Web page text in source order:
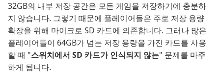
32GB의 내부 저장 공간은 모든 게임을 저장하기에 충분하
지 않습니다. 그렇기 때문에 플레이어들은 주로 저장 용량
확장을 위해 마이크로 SD 카드에 의존합니다. 그러나 많은
플레이어들이 64GB가 넘는 저장 용량을 가진 카드를 사용
할 때 "스위치에서 SD 카드가 인식되지 않는" 문제를 마주
하게 됩니다.